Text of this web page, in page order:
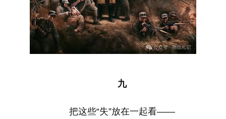
九
把这些“失”放在一起看——